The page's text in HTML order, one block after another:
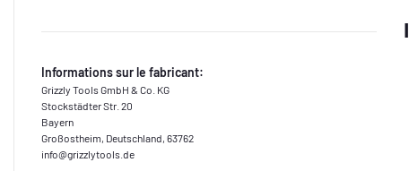
Informations sur le fabricant:
Grizzly Tools GmbH & Co. KG
Stockstädter Str. 20
Bayern
Großostheim, Deutschland, 63762
info@grizzlytools.de